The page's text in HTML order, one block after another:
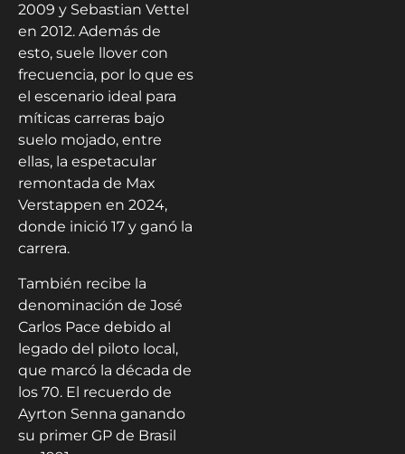
2009 y Sebastian Vettel
en 2012. Además de
esto, suele llover con
frecuencia, por lo que es
el escenario ideal para
míticas carreras bajo
suelo mojado, entre
ellas, la espetacular
remontada de Max
Verstappen en 2024,
donde inició 17 y ganó la
carrera.
También recibe la
denominación de José
Carlos Pace debido al
legado del piloto local,
que marcó la década de
los 70. El recuerdo de
Ayrton Senna ganando
su primer GP de Brasil